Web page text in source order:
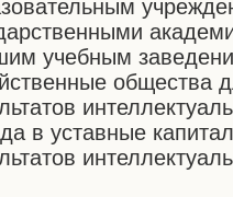
учебным
общества
в уставные